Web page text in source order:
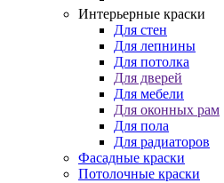
Интерьерные краски
Для стен
Для лепнины
Для потолка
Для дверей
Для мебели
Для оконных рам
Для пола
Для радиаторов
Фасадные краски
Потолочные краски